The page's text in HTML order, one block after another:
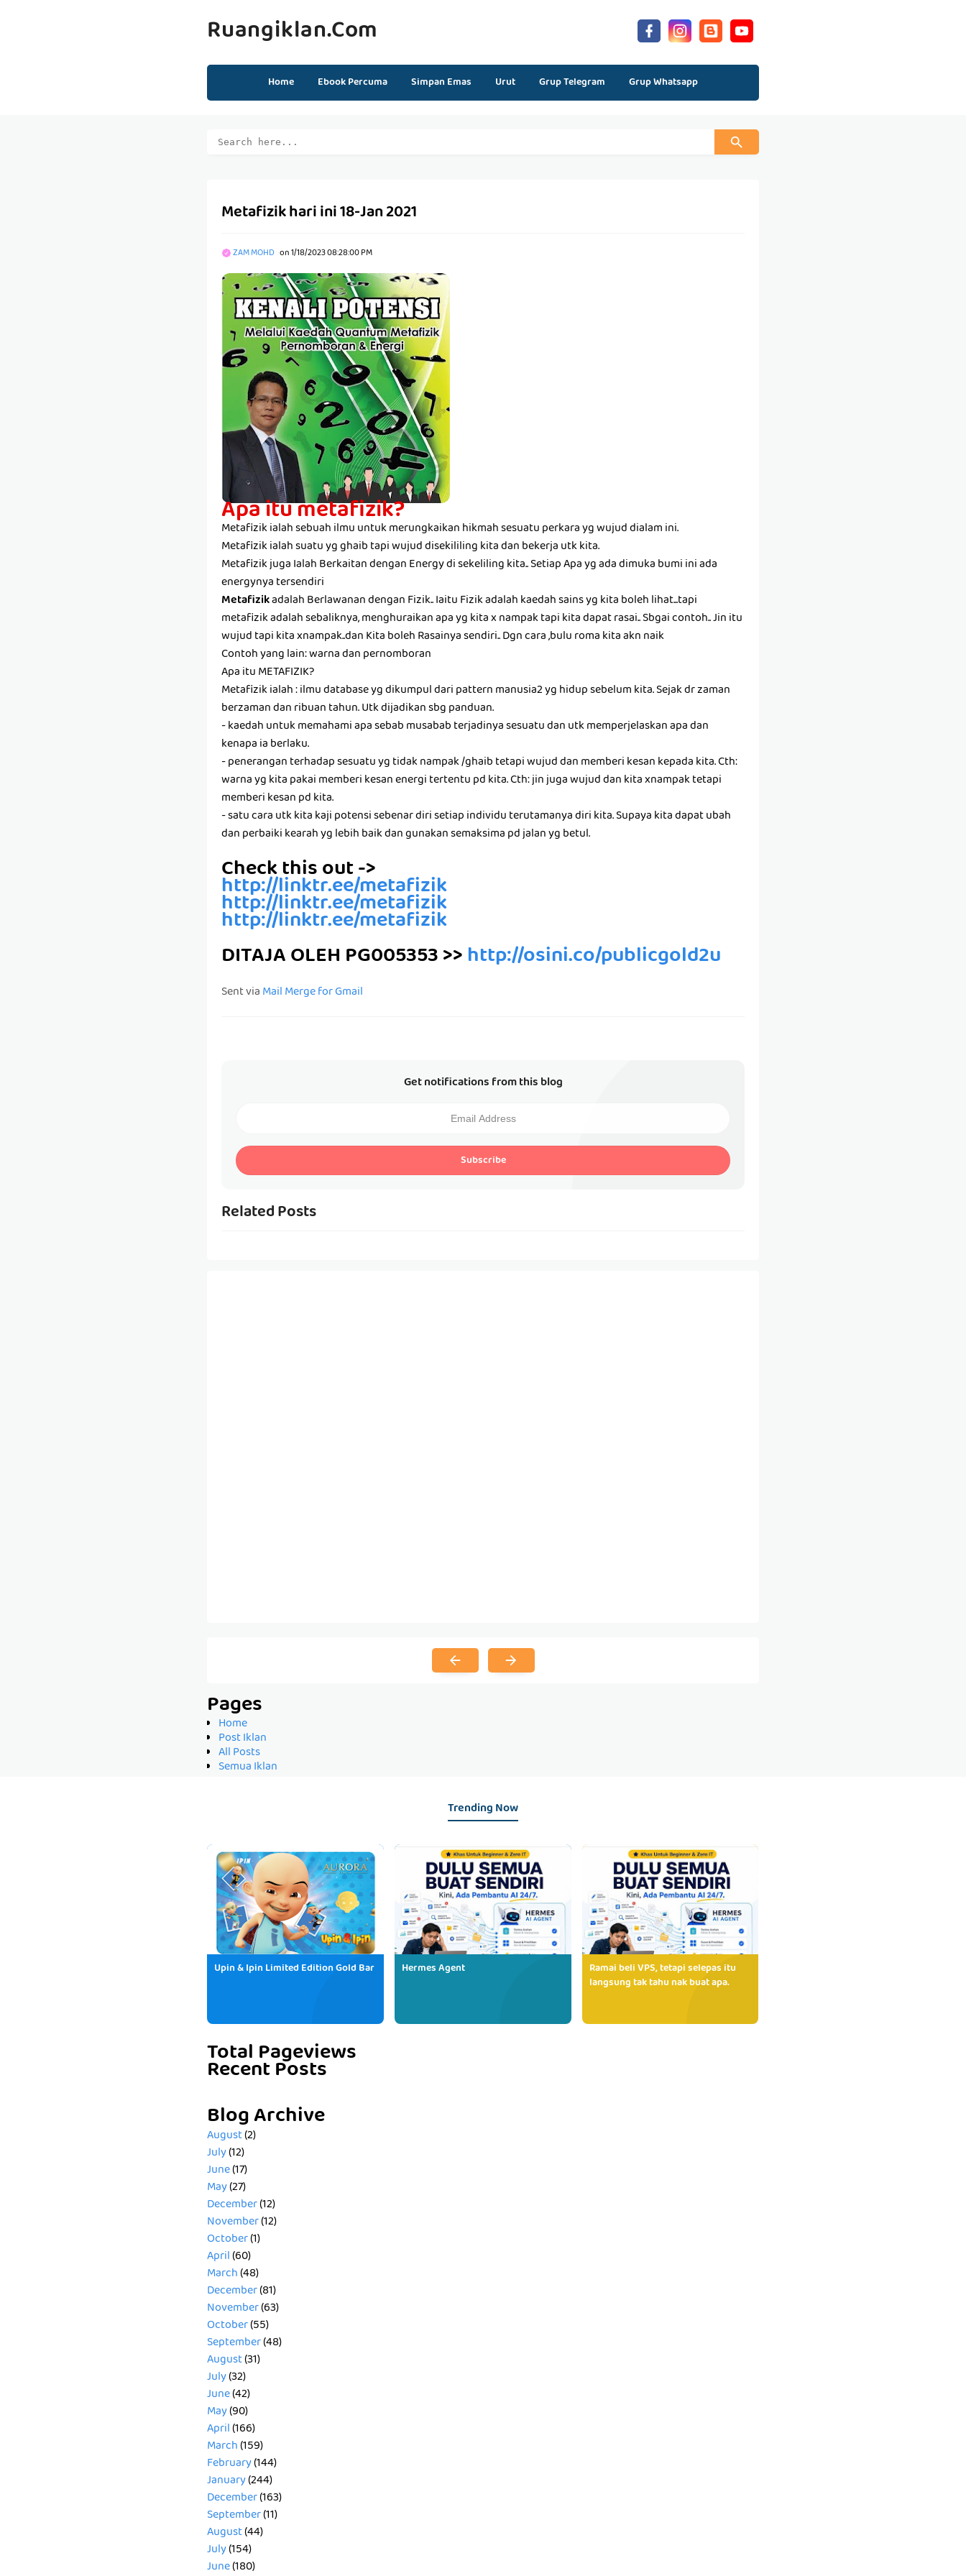
Ruangiklan.com
Home Ebook Percuma Simpan Emas Urut Grup Telegram Grup Whatsapp
Metafizik hari ini 18-Jan 2021
ZAM MOHD on1/18/2023 08:28:00 PM
Apa itu metafizik?
Metafizik ialah sebuah ilmu untuk merungkaikan hikmah sesuatu perkara yg wujud dialam ini.
Metafizik ialah suatu yg ghaib tapi wujud disekililing kita dan bekerja utk kita.
Metafizik juga Ialah Berkaitan dengan Energy di sekeliling kita.. Setiap Apa yg ada dimuka bumi ini ada
energynya tersendiri
Metafizikadalah Berlawanan dengan Fizik.. Iaitu Fizik adalah kaedah sains yg kita boleh lihat...tapi
metafizik adalah sebaliknya, menghuraikan apa yg kita x nampak tapi kita dapat rasai.. Sbgai contoh.. Jin itu
wujud tapi kita xnampak..dan Kita boleh Rasainya sendiri.. Dgn cara ,bulu roma kita akn naik
Contoh yang lain: warna dan pernomboran
Apa itu METAFIZIK?
Metafizik ialah : ilmu database yg dikumpul dari pattern manusia2 yg hidup sebelum kita. Sejak dr zaman
berzaman dan ribuan tahun. Utk dijadikan sbg panduan.
- kaedah untuk memahami apa sebab musabab terjadinya sesuatu dan utk memperjelaskan apa dan
kenapa ia berlaku.
- penerangan terhadap sesuatu yg tidak nampak /ghaib tetapi wujud dan memberi kesan kepada kita. Cth:
warna yg kita pakai memberi kesan energi tertentu pd kita. Cth: jin juga wujud dan kita xnampak tetapi
memberi kesan pd kita.
- satu cara utk kita kaji potensi sebenar diri setiap individu terutamanya diri kita. Supaya kita dapat ubah
dan perbaiki kearah yg lebih baik dan gunakan semaksima pd jalan yg betul.
Check this out ->
http://linktr.ee/metafizik
http://linktr.ee/metafizik
http://linktr.ee/metafizik
DITAJA OLEH PG005353 >>http://osini.co/publicgold2u
Sent viaMail Merge for Gmail
Get notifications from this blog
Subscribe
Related Posts
Pages
Home
Post Iklan
All Posts
Semua Iklan
Trending Now
Upin & Ipin Limited Edition Gold Bar Hermes Agent
Ramai beli VPS, tetapi selepas itu
langsung tak tahu nak buat apa.
Total Pageviews
Recent Posts
Blog Archive
August(2)
July(12)
June(17)
May(27)
December(12)
November(12)
October(1)
April(60)
March(48)
December(81)
November(63)
October(55)
September(48)
August(31)
July(32)
June(42)
May(90)
April(166)
March(159)
February(144)
January(244)
December(163)
September(11)
August(44)
July(154)
June(180)